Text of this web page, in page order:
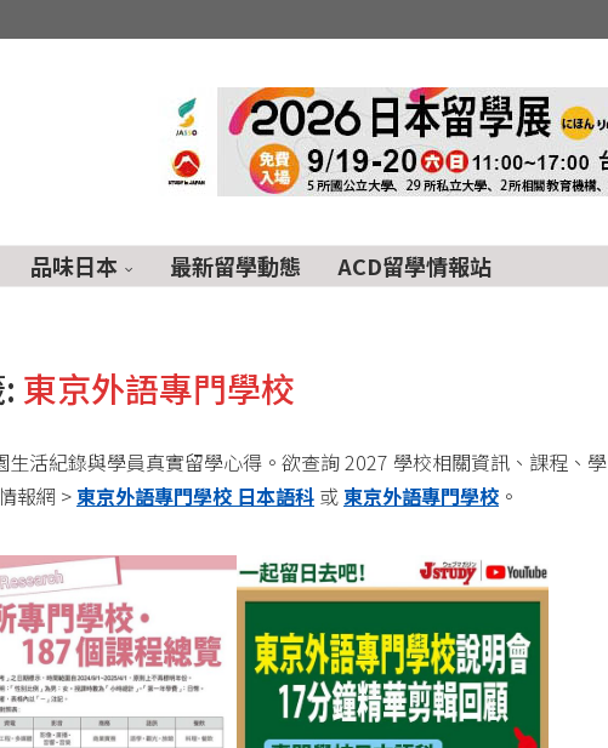
品味日本 最新留學動態 ACD留學情報站
東京外語專門學校
活紀錄與學員真實留學心得。欲查詢 2027 學校相關資訊、課程、學
報網 >東京外語專門學校 日本語科 或東京外語專門學校 。